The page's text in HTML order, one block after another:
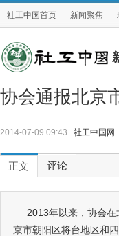
社工中国首页 新闻聚焦
协会通报北京
2014-07-09 09:43 社工中国网
正文 评论
2013年以来，协会
京市朝阳区将台地区和